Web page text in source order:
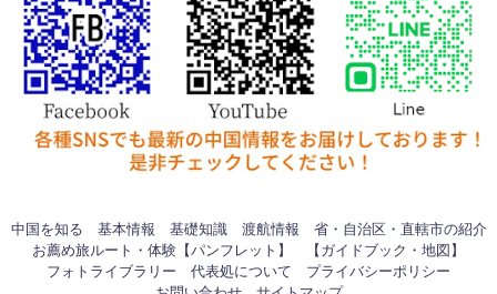
中国を知る 基本情報 基礎知識 渡航情報
省・自治区・直轄市の紹介
お薦め旅ルート・体験【パンフレット】
【ガイドブック・地図】
フォトライブラリー
代表処について
プライバシーポリシー